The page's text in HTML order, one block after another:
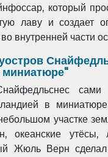
который
лаву и создает
внутренней части
миниатюре"
в
участке
океанские
Жюль Верн